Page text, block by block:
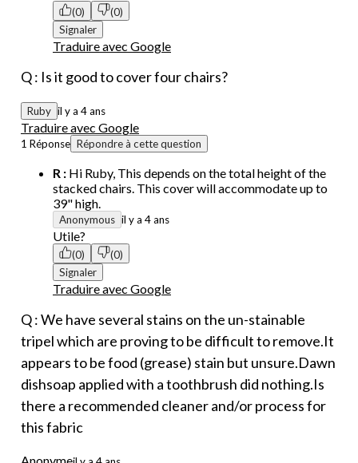
(0)
(0)
Signaler
Traduire avec Google
Q : Is it good to cover four chairs?
Ruby il y a 4 ans
Traduire avec Google
1 Réponse Répondre à cette question
R : Hi Ruby, This depends on the total height of the
stacked chairs. This cover will accommodate up to
39" high.
Anonymous il y a 4 ans
Utile?
(0)
(0)
Signaler
Traduire avec Google
Q : We have several stains on the un-stainable
tripel which are proving to be difficult to remove.It
appears to be food (grease) stain but unsure.Dawn
dishsoap applied with a toothbrush did nothing.Is
there a recommended cleaner and/or process for
this fabric